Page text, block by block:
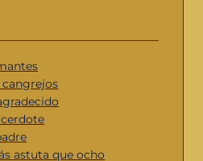
astuta que ocho